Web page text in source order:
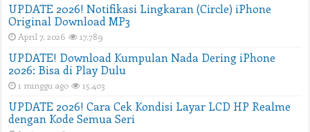
UPDATE 2026! Notifikasi Lingkaran (Circle) iPhone
Original Download MP3
April 7, 2026 17,789
UPDATE! Download Kumpulan Nada Dering iPhone
2026: Bisa di Play Dulu
1 minggu ago 15,403
UPDATE 2026! Cara Cek Kondisi Layar LCD HP Realme
dengan Kode Semua Seri